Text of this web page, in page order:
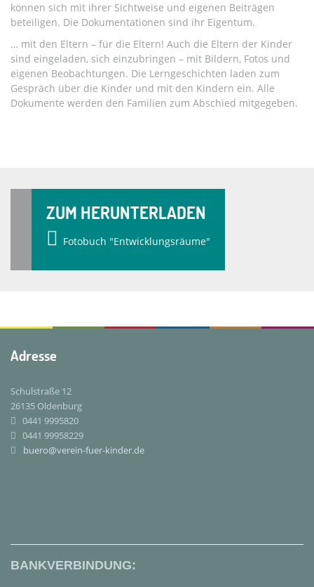
können sich mit ihrer Sichtweise und eigenen Beiträgen
beteiligen. Die Dokumentationen sind ihr Eigentum.
… mit den Eltern – für die Eltern! Auch die Eltern der Kinder
sind eingeladen, sich einzubringen – mit Bildern, Fotos und
eigenen Beobachtungen. Die Lerngeschichten laden zum
Gespräch über die Kinder und mit den Kindern ein. Alle
Dokumente werden den Familien zum Abschied mitgegeben.
ZUM HERUNTERLADEN
Fotobuch "Entwicklungsräume"
Adresse
Schulstraße 12
26135 Oldenburg
0441 9995820
0441 99958229
buero@verein-fuer-kinder.de
BANKVERBINDUNG: